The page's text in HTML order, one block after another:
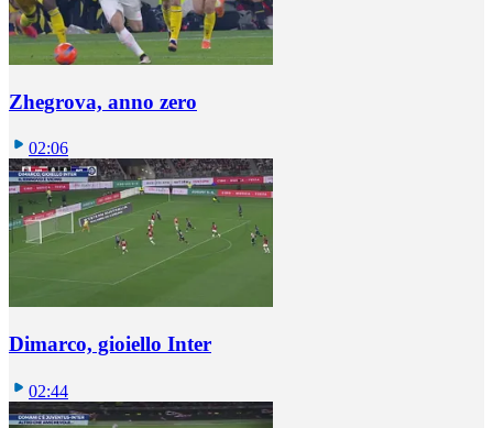
Zhegrova, anno zero
02:06
Dimarco, gioiello Inter
02:44